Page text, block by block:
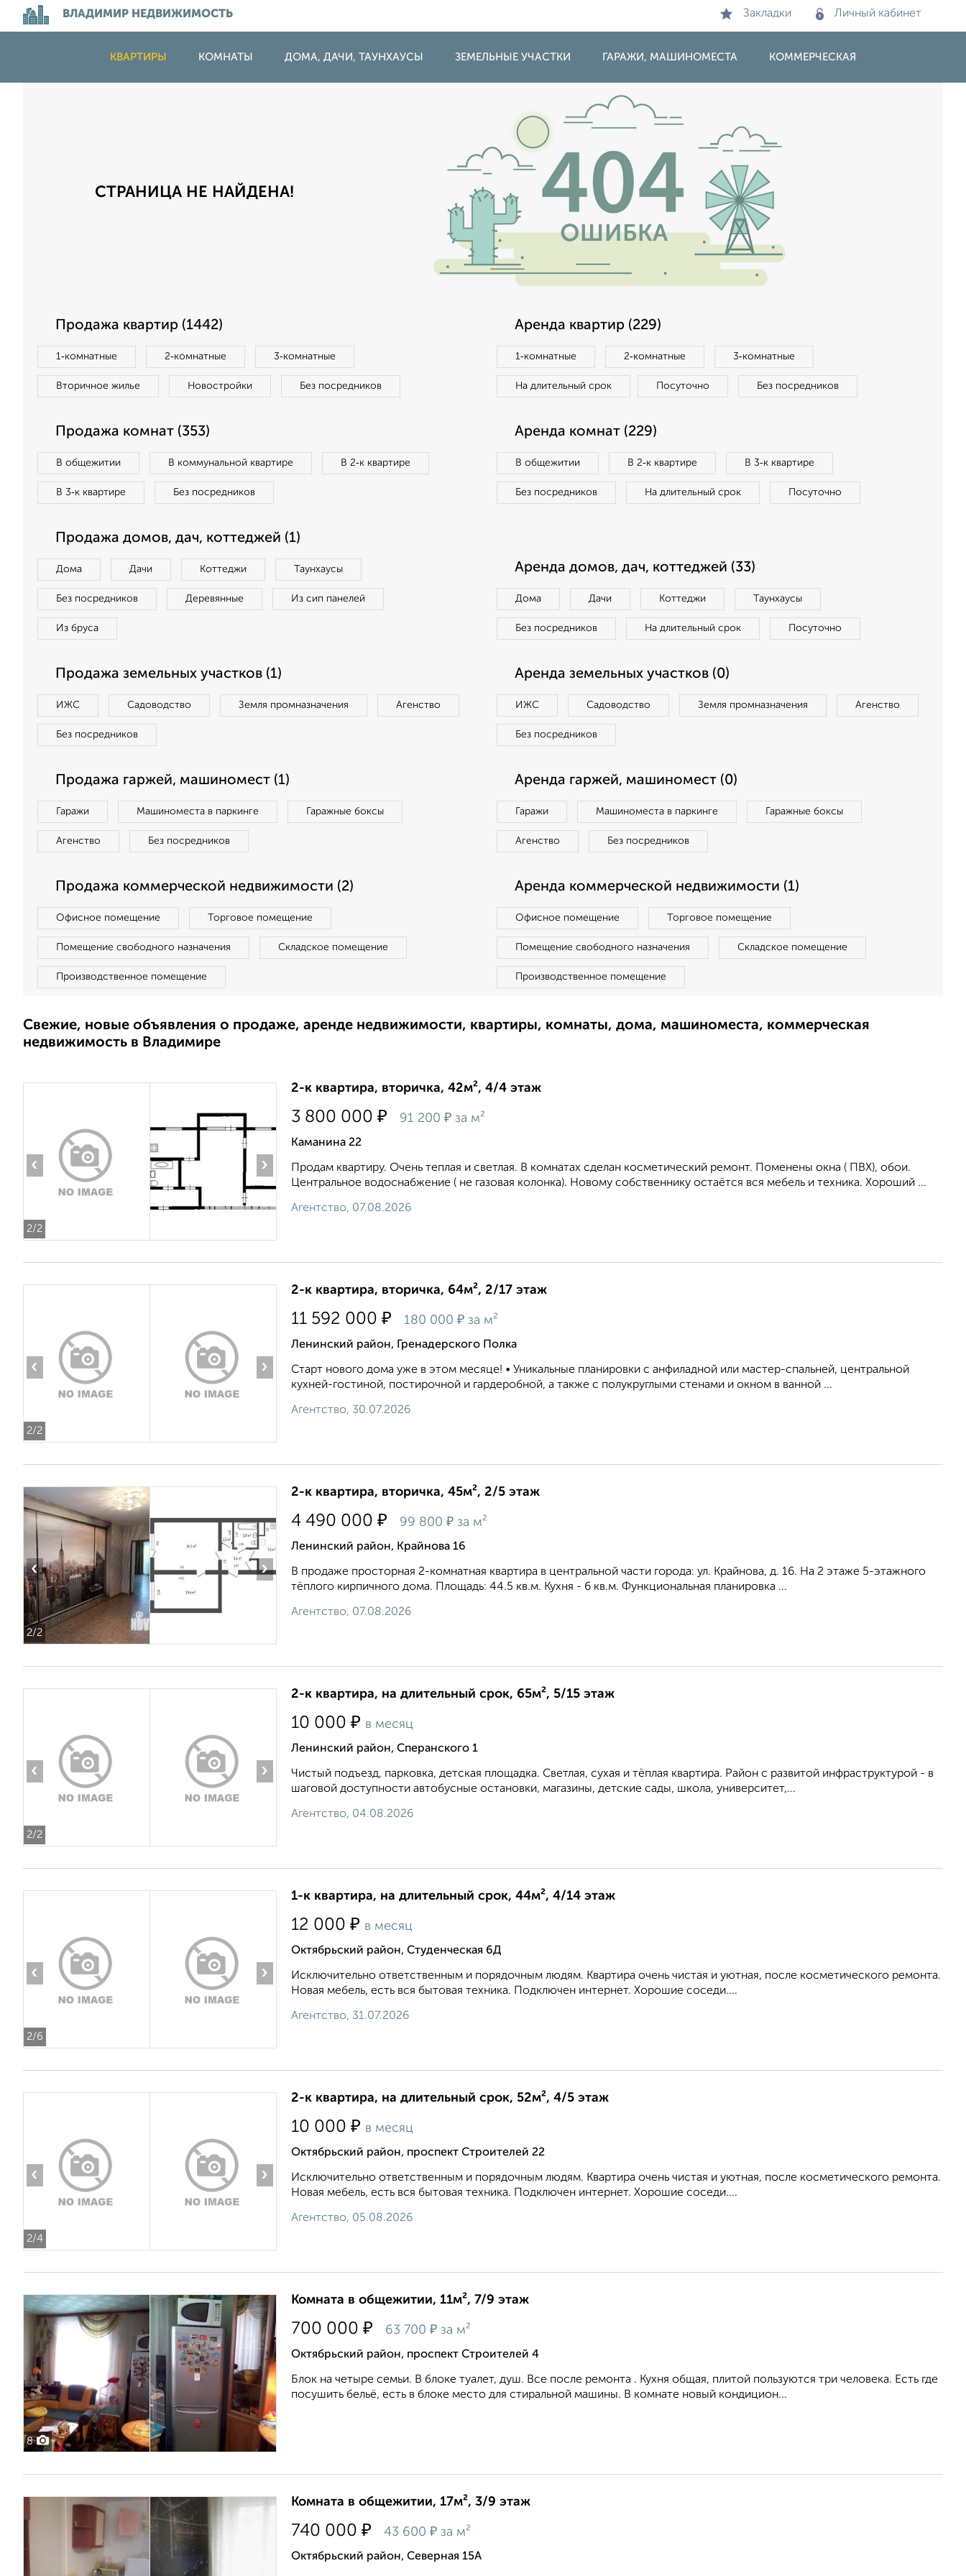
ВЛАДИМИР НЕДВИЖИМОСТЬ Закладки Личный кабинет
КВАРТИРЫ КОМНАТЫ ДОМА, ДАЧИ, ТАУНХАУСЫ ЗЕМЕЛЬНЫЕ УЧАСТКИ ГАРАЖИ, МАШИНОМЕСТА КОММЕРЧЕСКАЯ
СТРАНИЦА НЕ НАЙДЕНА!
Продажа квартир (1442)
1‑комнатные 2‑комнатные 3‑комнатные
Вторичное жилье Новостройки Без посредников
Аренда квартир (229)
1‑комнатные 2‑комнатные 3‑комнатные
На длительный срок Посуточно Без посредников
Продажа комнат (353)
В общежитии В коммунальной квартире В 2‑к квартире
В 3‑к квартире Без посредников
Аренда комнат (229)
В общежитии В 2‑к квартире В 3‑к квартире
Без посредников На длительный срок Посуточно
Продажа домов, дач, коттеджей (1)
Дома Дачи Коттеджи Таунхаусы
Без посредников Деревянные Из сип панелей
Из бруса
Аренда домов, дач, коттеджей (33)
Дома Дачи Коттеджи Таунхаусы
Без посредников На длительный срок Посуточно
Продажа земельных участков (1)
ИЖС Садоводство Земля промназначения Агенство
Без посредников
Аренда земельных участков (0)
ИЖС Садоводство Земля промназначения Агенство
Без посредников
Продажа гаржей, машиномест (1)
Гаражи Машиноместа в паркинге Гаражные боксы
Агенство Без посредников
Аренда гаржей, машиномест (0)
Гаражи Машиноместа в паркинге Гаражные боксы
Агенство Без посредников
Продажа коммерческой недвижимости (2)
Офисное помещение Торговое помещение
Помещение свободного назначения Складское помещение
Производственное помещение
Аренда коммерческой недвижимости (1)
Офисное помещение Торговое помещение
Помещение свободного назначения Складское помещение
Производственное помещение
Свежие, новые объявления о продаже, аренде недвижимости, квартиры, комнаты, дома, машиноместа, коммерческая
недвижимость в Владимире
2/2
‹ ›
2-к квартира, вторичка, 42м², 4/4 этаж
3 800 000 ₽ 91 200 ₽ за м²
Каманина 22
Продам квартиру. Очень теплая и светлая. В комнатах сделан косметический ремонт. Поменены окна ( ПВХ), обои.
Центральное водоснабжение ( не газовая колонка). Новому собственнику остаётся вся мебель и техника. Хороший ...
Агентство, 07.08.2026
2/2
‹ ›
2-к квартира, вторичка, 64м², 2/17 этаж
11 592 000 ₽ 180 000 ₽ за м²
Ленинский район, Гренадерского Полка
Старт нового дома уже в этом месяце! • Уникальные планировки с анфиладной или мастер-спальней, центральной
кухней-гостиной, постирочной и гардеробной, а также с полукруглыми стенами и окном в ванной ...
Агентство, 30.07.2026
2/2
‹ ›
2-к квартира, вторичка, 45м², 2/5 этаж
4 490 000 ₽ 99 800 ₽ за м²
Ленинский район, Крайнова 16
В продаже просторная 2-комнатная квартира в центральной части города: ул. Крайнова, д. 16. На 2 этаже 5-этажного
тёплого кирпичного дома. Площадь: 44.5 кв.м. Кухня - 6 кв.м. Функциональная планировка ...
Агентство, 07.08.2026
2/2
‹ ›
2-к квартира, на длительный срок, 65м², 5/15 этаж
10 000 ₽ в месяц
Ленинский район, Сперанского 1
Чистый подъезд, парковка, детская площадка. Светлая, сухая и тёплая квартира. Район с развитой инфраструктурой - в
шаговой доступности автобусные остановки, магазины, детские сады, школа, университет,...
Агентство, 04.08.2026
2/6
‹ ›
1-к квартира, на длительный срок, 44м², 4/14 этаж
12 000 ₽ в месяц
Октябрьский район, Студенческая 6Д
Исключительно ответственным и порядочным людям. Квартира очень чистая и уютная, после косметического ремонта.
Новая мебель, есть вся бытовая техника. Подключен интернет. Хорошие соседи....
Агентство, 31.07.2026
2/4
‹ ›
2-к квартира, на длительный срок, 52м², 4/5 этаж
10 000 ₽ в месяц
Октябрьский район, проспект Строителей 22
Исключительно ответственным и порядочным людям. Квартира очень чистая и уютная, после косметического ремонта.
Новая мебель, есть вся бытовая техника. Подключен интернет. Хорошие соседи....
Агентство, 05.08.2026
8
Комната в общежитии, 11м², 7/9 этаж
700 000 ₽ 63 700 ₽ за м²
Октябрьский район, проспект Строителей 4
Блок на четыре семьи. В блоке туалет, душ. Все после ремонта . Кухня общая, плитой пользуются три человека. Есть где
посушить бельё, есть в блоке место для стиральной машины. В комнате новый кондицион...
Комната в общежитии, 17м², 3/9 этаж
740 000 ₽ 43 600 ₽ за м²
Октябрьский район, Северная 15А